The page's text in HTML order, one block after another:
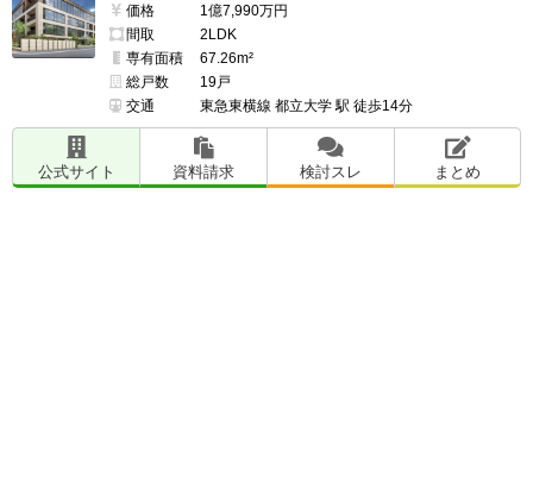
価格
1億7,990万円
間取
2LDK
専有面積
67.26m²
総戸数
19戸
交通
東急東横線 都立大学 駅 徒歩14分
公式サイト 資料請求 検討スレ まとめ